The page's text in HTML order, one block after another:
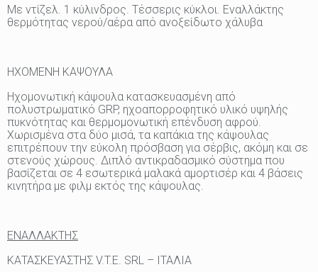
Με ντίζελ. 1 κύλινδρος. Τέσσερις κύκλοι. Εναλλάκτης
θερμότητας νερού/αέρα από ανοξείδωτο χάλυβα
ΗΧΟΜΕΝΗ ΚΑΨΟΥΛΑ
Ηχομονωτική κάψουλα κατασκευασμένη από
πολυστρωματικό GRP, ηχοαπορροφητικό υλικό υψηλής
πυκνότητας και θερμομονωτική επένδυση αφρού.
Χωρισμένα στα δύο μισά, τα καπάκια της κάψουλας
επιτρέπουν την εύκολη πρόσβαση για σέρβις, ακόμη και σε
στενούς χώρους. Διπλό αντικραδασμικό σύστημα που
βασίζεται σε 4 εσωτερικά μαλακά αμορτισέρ και 4 βάσεις
κινητήρα με φιλμ εκτός της κάψουλας.
ΕΝΑΛΛΑΚΤΗΣ
ΚΑΤΑΣΚΕΥΑΣΤΗΣ V.T.E. SRL – ΙΤΑΛΙΑ